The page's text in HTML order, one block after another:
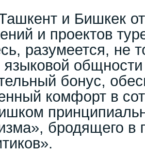
и Бишкек
и проектов
разумеется, не
языковой общности
бонус,
комфорт в
бродящего в